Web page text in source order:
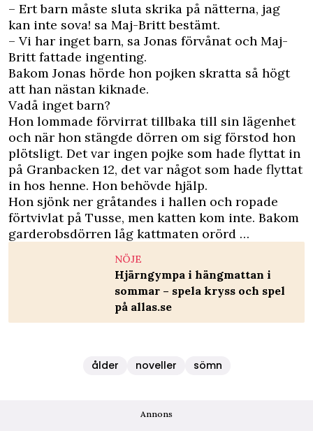
– Ert barn måste sluta skrika på nätterna, jag
kan inte sova! sa Maj-Britt bestämt.
– Vi har inget barn, sa Jonas förvånat och Maj-
Britt fattade ingenting.
Bakom Jonas hörde hon pojken skratta så högt
att han nästan kiknade.
Vadå inget barn?
Hon lommade förvirrat tillbaka till sin lägenhet
och när hon stängde dörren om sig förstod hon
plötsligt. Det var ingen pojke som hade flyttat in
på Granbacken 12, det var något som hade flyttat
in hos henne. Hon behövde hjälp.
Hon sjönk ner gråtandes i hallen och ropade
förtvivlat på Tusse, men katten kom inte. Bakom
garderobsdörren låg kattmaten orörd …
NÖJE
Hjärngympa i hängmattan i
sommar – spela kryss och spel
på allas.se
ålder noveller sömn
Annons